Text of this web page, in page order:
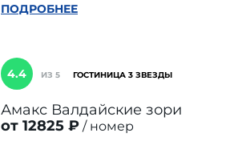
ПОДРОБНЕЕ
4.4 ИЗ 5 ГОСТИНИЦА 3 ЗВЕЗДЫ
Амакс Валдайские зори
от 12825 ₽
номер